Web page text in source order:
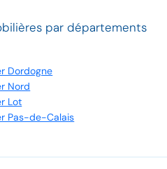
par départements
Dordogne
Nord
Lot
Pas-de-Calais